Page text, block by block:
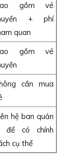
gồm vé
+ phí
quan
gồm vé
cần mua
hệ ban quản
để có chính
cụ thể